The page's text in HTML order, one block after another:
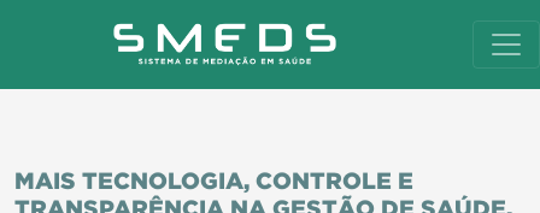
MAIS TECNOLOGIA, CONTROLE E
TRANSPARÊNCIA NA GESTÃO DE SAÚDE.